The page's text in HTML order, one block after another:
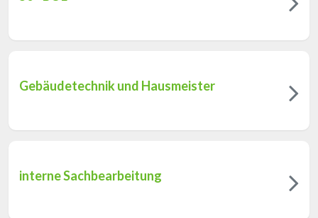
Gebäudetechnik und Hausmeister
interne Sachbearbeitung